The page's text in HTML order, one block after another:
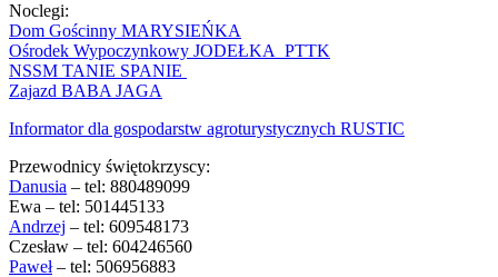
Noclegi:
Dom Gościnny MARYSIEŃKA
Ośrodek Wypoczynkowy JODEŁKA PTTK
NSSM TANIE SPANIE
Zajazd BABA JAGA
Informator dla gospodarstw agroturystycznych RUSTIC
Przewodnicy świętokrzyscy:
Danusia – tel: 880489099
Ewa – tel: 501445133
Andrzej – tel: 609548173
Czesław – tel: 604246560
Paweł– tel: 506956883